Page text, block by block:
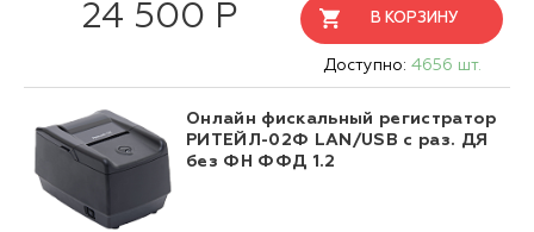
24 500 Р В КОРЗИНУ
Доступно: 4656 шт.
Онлайн фискальный регистратор
РИТЕЙЛ-02Ф LAN/USB с раз. ДЯ
без ФН ФФД 1.2